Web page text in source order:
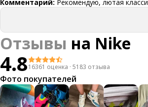
Комментарий: Рекомендую, лютая
Отзывы на Nike
4.816361 оценка · 5183 отзыва
Фото покупателей